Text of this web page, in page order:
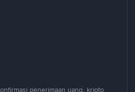
penerimaan uang, kripto